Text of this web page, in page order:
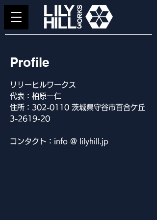
Profile
リリーヒルワークス
代表：柏原一仁
​住所：302-0110 茨城県守谷市百合ケ丘
3-2619-20
​コンタクト：info @ lilyhill.jp